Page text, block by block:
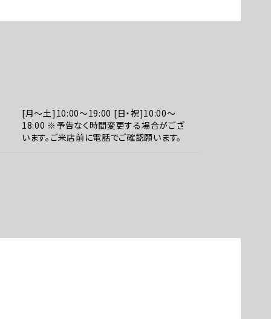
[月～土]10:00～19:00 [日・祝]10:00～
18:00 ※予告なく時間変更する場合がござ
います。ご来店前に電話でご確認願います。